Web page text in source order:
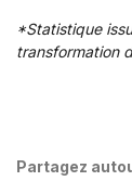
*Statistique
transformation
Partagez